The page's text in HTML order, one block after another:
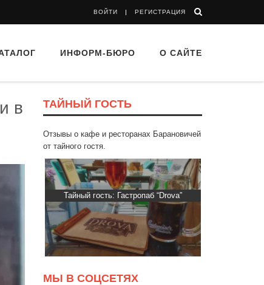
ВОЙТИ РЕГИСТРАЦИЯ
ИНФОРМ-БЮРО О САЙТЕ
в
ТАЙНЫЙ ГОСТЬ
Отзывы о кафе и ресторанах Барановичей
от тайного гостя.
Тайный гость: Гастропаб “Drova”
МЫ В СОЦСЕТЯХ